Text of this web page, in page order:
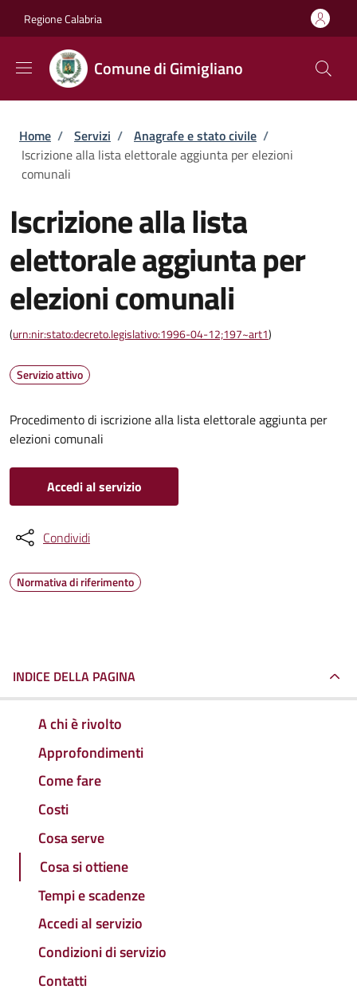
Regione Calabria
Comune di Gimigliano
Briciole di pane
Home / Servizi / Anagrafe e stato civile /
Iscrizione alla lista elettorale aggiunta per elezioni
comunali
Iscrizione alla lista
elettorale aggiunta per
elezioni comunali
(urn:nir:stato:decreto.legislativo:1996-04-12;197~art1)
Servizio attivo
Procedimento di iscrizione alla lista elettorale aggiunta per
elezioni comunali
Accedi al servizio
Condividi
Normativa di riferimento
INDICE DELLA PAGINA
A chi è rivolto
Approfondimenti
Come fare
Costi
Cosa serve
Cosa si ottiene
Tempi e scadenze
Accedi al servizio
Condizioni di servizio
Contatti